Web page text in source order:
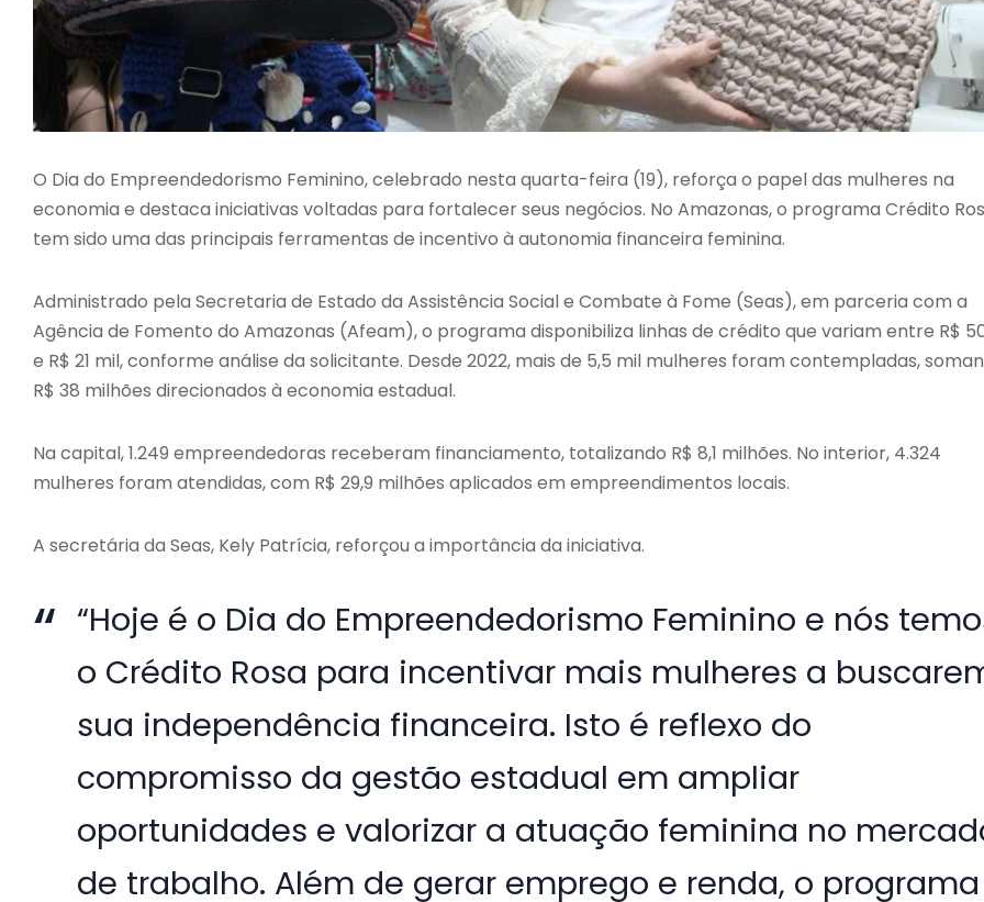
O Dia do Empreendedorismo Feminino, celebrado nesta quarta-feira (19), reforça o papel das mulheres na
economia e destaca iniciativas voltadas para fortalecer seus negócios. No Amazonas, o programa Crédito
tem sido uma das principais ferramentas de incentivo à autonomia financeira feminina.
Administrado pela Secretaria de Estado da Assistência Social e Combate à Fome (Seas), em parceria com a
Agência de Fomento do Amazonas (Afeam), o programa disponibiliza linhas de crédito que variam entre R$
e R$ 21 mil, conforme análise da solicitante. Desde 2022, mais de 5,5 mil mulheres foram contempladas,
R$ 38 milhões direcionados à economia estadual.
Na capital, 1.249 empreendedoras receberam financiamento, totalizando R$ 8,1 milhões. No interior, 4.324
mulheres foram atendidas, com R$ 29,9 milhões aplicados em empreendimentos locais.
A secretária da Seas, Kely Patrícia, reforçou a importância da iniciativa.
“Hoje é o Dia do Empreendedorismo Feminino e nós
o Crédito Rosa para incentivar mais mulheres a
sua independência financeira. Isto é reflexo do
compromisso da gestão estadual em ampliar
oportunidades e valorizar a atuação feminina no
de trabalho. Além de gerar emprego e renda, o programa